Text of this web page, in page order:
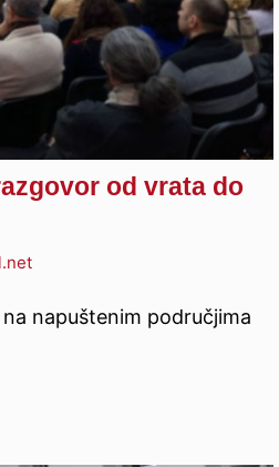
od vrata do
napuštenim područjima